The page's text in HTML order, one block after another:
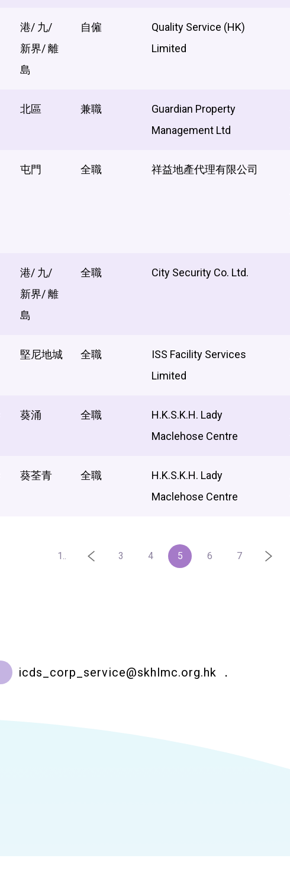
港/ 九/
新界/ 離
島
自僱
Quality Service (HK)
Limited
北區 兼職
Guardian Property
Management Ltd
屯門 全職 祥益地產代理有限公司
港/ 九/
新界/ 離
島
全職 City Security Co. Ltd.
堅尼地城 全職
ISS Facility Services
Limited
葵涌 全職
H.K.S.K.H. Lady
Maclehose Centre
葵荃青 全職
H.K.S.K.H. Lady
Maclehose Centre
1.. 3 4 5 6 7
icds_corp_service@skhlmc.org.hk ．